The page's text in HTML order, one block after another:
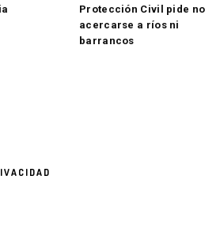
Protección Civil pide no
acercarse a ríos ni
barrancos